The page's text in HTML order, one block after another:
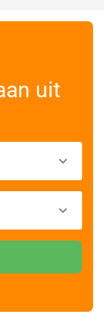
uit